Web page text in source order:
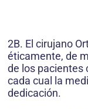
2B. El cirujano
éticamente, de
de los pacientes
cada cual la
dedicación.